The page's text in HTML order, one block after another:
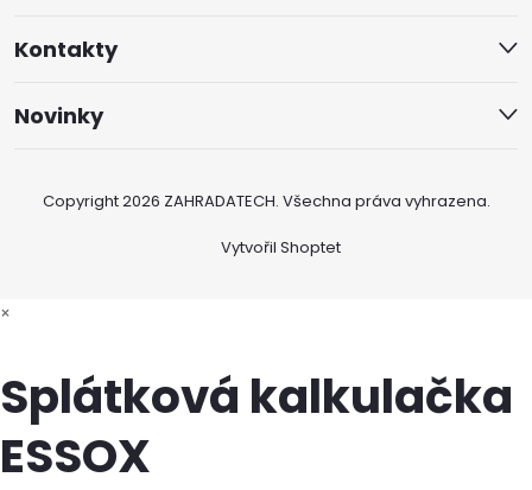
Kontakty
Novinky
Vytvořil Shoptet
Copyright 2026 ZAHRADATECH. Všechna práva vyhrazena.
×
Splátková kalkulačka
ESSOX